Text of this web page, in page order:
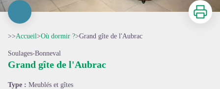
Imprimer
>>Accueil>Où dormir ?>Grand gîte de l'Aubrac
Soulages-Bonneval
Grand gîte de l'Aubrac
Type : Meublés et gîtes